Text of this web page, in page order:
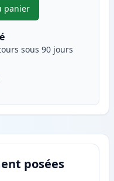
panierde 2 Brother LC900Y
sous 90 jours
posées